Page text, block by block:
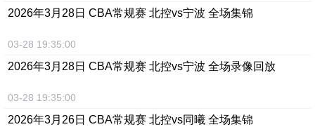
2026年3月28日 CBA常规赛 北控vs宁波 全场集锦
03-28 19:35:00
2026年3月28日 CBA常规赛 北控vs宁波 全场录像回放
03-28 19:35:00
2026年3月26日 CBA常规赛 北控vs同曦 全场集锦